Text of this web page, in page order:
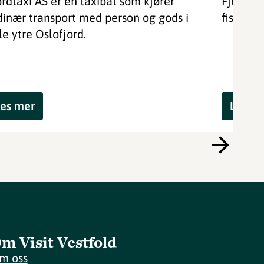
transport med person og gods i
ytre Oslofjord.
mer Les
Visit Vestfold
oss